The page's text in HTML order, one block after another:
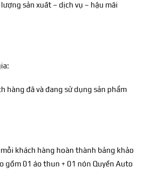
sản xuất – dịch vụ – hậu mãi
hàng đã và đang sử dụng sản phẩm
khách hàng hoàn thành bảng khảo
gồm 01 áo thun + 01 nón Quyền Auto